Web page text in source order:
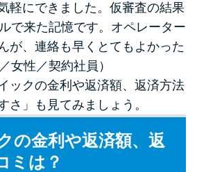
軽にできました。仮審査の結果
で来た記憶です。オペレーター
が、連絡も早くとてもよかった
女性／契約社員）
ックの金利や返済額、返済方法
さ」も見てみましょう。
の金利や返済額、返
ミは？